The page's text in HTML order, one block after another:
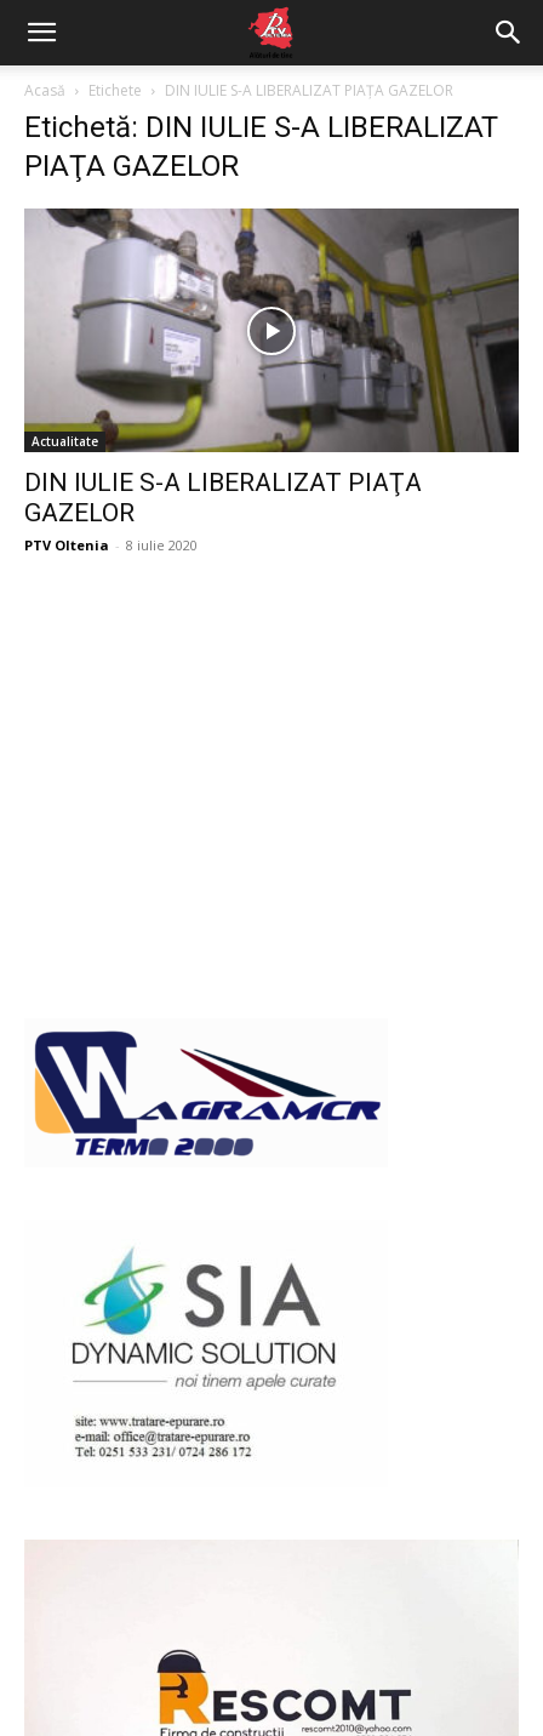
Acasă Etichete DIN IULIE S-A LIBERALIZAT PIAŢA GAZELOR
Etichetă: DIN IULIE S-A LIBERALIZAT
PIAŢA GAZELOR
Actualitate
DIN IULIE S-A LIBERALIZAT PIAŢA
GAZELOR
PTV Oltenia - 8 iulie 2020